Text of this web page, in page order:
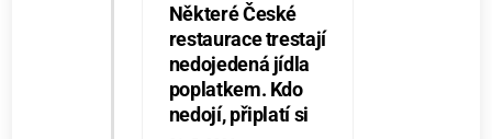
Některé České
restaurace trestají
nedojedená jídla
poplatkem. Kdo
nedojí, připlatí si